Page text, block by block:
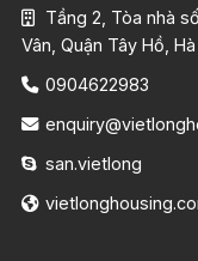
Tầng 2, Tòa nhà
Vân, Quận Tây Hồ,
0904622983
san.vietlong